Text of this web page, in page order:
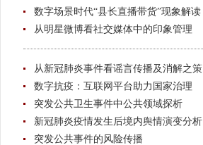
数字场景时代“县长直播带货”现象解读
从明星微博看社交媒体中的印象管理
从新冠肺炎事件看谣言传播及消解之策
数字抗疫：互联网平台助力国家治理
突发公共卫生事件中公共领域探析
新冠肺炎疫情发生后境内舆情演变分析
突发公共事件的风险传播